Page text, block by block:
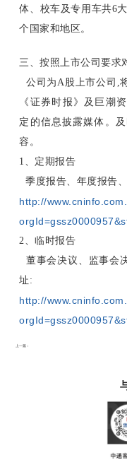
体、校车及专用车共6
个国家和地区。
三、按照上市公司要求
公司为A股上市公司,
《证券时报》及巨潮
定的信息披露媒体。
容。
1、定期报告
季度报告、年度报告
http://
2、临时报告
董事会决议、监事会
址:
http://
上一篇：